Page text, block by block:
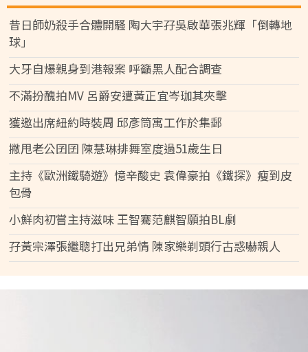
昔日師奶殺手合體開騷 陶大宇孖吳啟華張兆輝「倒轉地
球」
大牙自爆親身到港報案 呼籲黑人配合調查
不滿扮醜拍MV 呂爵安遭黃正宜岑珈其夾擊
獲邀出席紐約時裝周 邱彥筒寓工作於集郵
撇甩老公囝囝 陳慧琳排舞室度過51歲生日
主持《歐洲鐵騎遊》憶辛酸史 袁偉豪拍《鐵探》瘦到皮
包骨
小鮮肉初嘗主持滋味 王智騫范麒智願拍BL劇
孖黃宗澤張繼聰打出兄弟情 陳家樂剃頭行古惑嚇親人